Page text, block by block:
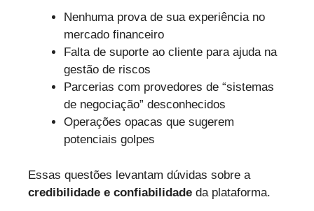
Nenhuma prova de sua experiência no
mercado financeiro
Falta de suporte ao cliente para ajuda na
gestão de riscos
Parcerias com provedores de “sistemas
de negociação” desconhecidos
Operações opacas que sugerem
potenciais golpes
Essas questões levantam dúvidas sobre a
credibilidade e confiabilidade da plataforma.